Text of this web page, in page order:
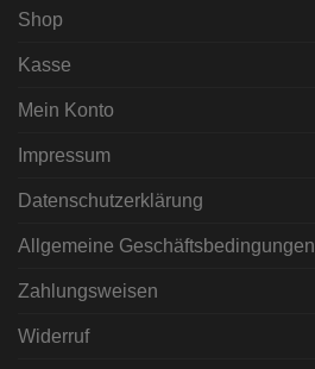
Shop
Kasse
Mein Konto
Impressum
Datenschutzerklärung
Allgemeine Geschäftsbedingungen
Zahlungsweisen
Widerruf